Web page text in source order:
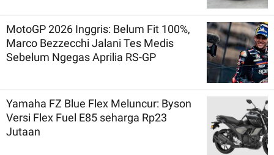
MotoGP 2026 Inggris: Belum Fit 100%,
Marco Bezzecchi Jalani Tes Medis
Sebelum Ngegas Aprilia RS-GP
Yamaha FZ Blue Flex Meluncur: Byson
Versi Flex Fuel E85 seharga Rp23
Jutaan